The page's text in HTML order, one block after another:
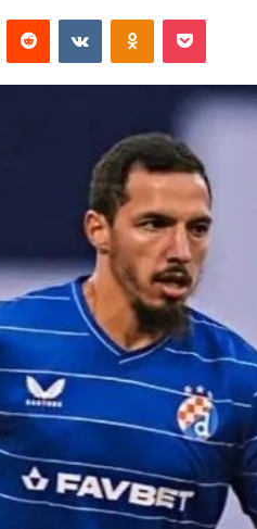
Reddit VKontakteOdnoklassniki
Pocket